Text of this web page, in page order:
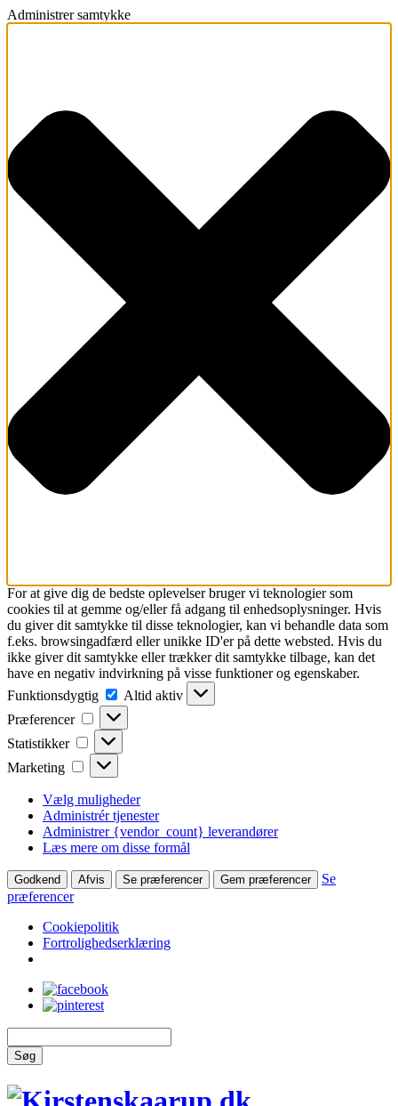
Administrer samtykke
For at give dig de bedste oplevelser bruger vi teknologier som
cookies til at gemme og/eller få adgang til enhedsoplysninger. Hvis
du giver dit samtykke til disse teknologier, kan vi behandle data som
f.eks. browsingadfærd eller unikke ID'er på dette websted. Hvis du
ikke giver dit samtykke eller trækker dit samtykke tilbage, kan det
have en negativ indvirkning på visse funktioner og egenskaber.
Funktionsdygtig
Funktionsdygtig
Altid aktiv
Præferencer
Præferencer
Statistikker Statistikker
Marketing Marketing
Vælg muligheder
Administrér tjenester
Administrer {vendor_count} leverandører
Læs mere om disse formål
Godkend Afvis Se præferencer Gem præferencer
Se
præferencer
Cookiepolitik
Fortrolighedserklæring
Søg